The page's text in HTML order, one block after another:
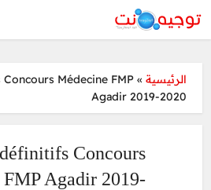
الرئيسية »
Médecine FMP
Agadir 2019-2020
Concours
Agadir 2019-